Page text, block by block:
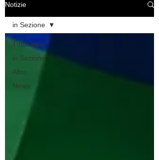
Notizie
Tutti i post
in Sezione
Altro
News
in Sezione